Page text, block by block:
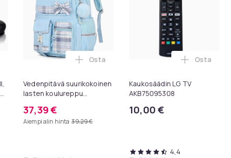
ostoskoriin
Korvatyynyt Bose QC35 I/II, QC25, QC15, QC 2 AE 2, AE 2i, AE 2w,
Vedenpitävä suurikokoinen
lasten koulureppu
kannettavan tietokoneen
osastolla, sininen
37,39 €
Aiempi alin hinta 39,29 €
Lisää Vedenpitävä suurikokoinen
Osta
Kaukosäädin LG TV
AKB75095308
10,00 €
Lisää
Osta
4,4